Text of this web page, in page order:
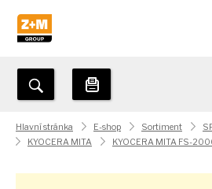
Hlavní stránka E-shop Sortiment
KYOCERA MITA
KYOCERA MITA FS-